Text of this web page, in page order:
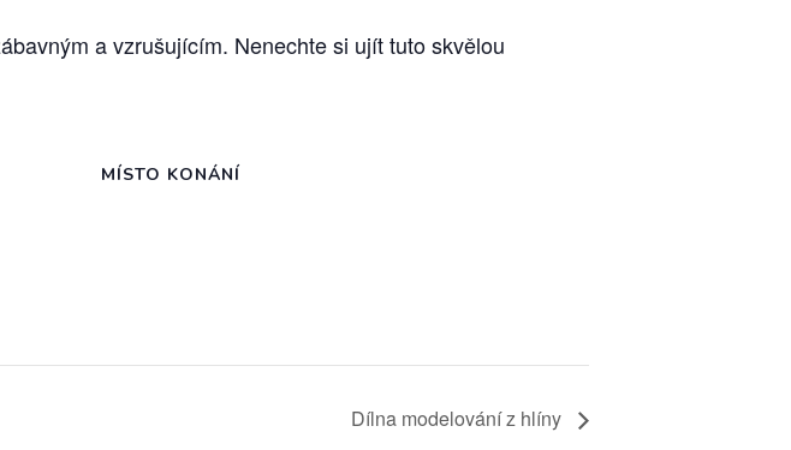
a vzrušujícím. Nenechte si ujít tuto skvělou
MÍSTO KONÁNÍ
Dílna modelování z hlíny